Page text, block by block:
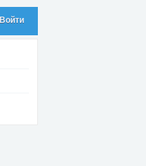
Войти